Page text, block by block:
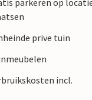
en
waar je
van
parkeren op
prive tuin
incl.